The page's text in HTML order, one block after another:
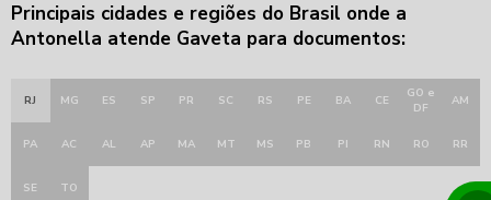
Principais cidades e regiões do Brasil onde a
Antonella atende Gaveta para documentos:
RJ MG ES SP PR SC RS PE BA CE
GO e
DF
AM
PA AC AL AP MA MT MS PB PI RN RO RR
SE TO